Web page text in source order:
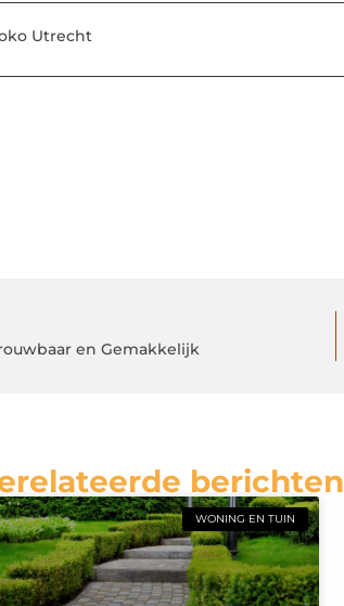
Utrecht
en Gemakkelijk
berichten
WONING EN TUIN